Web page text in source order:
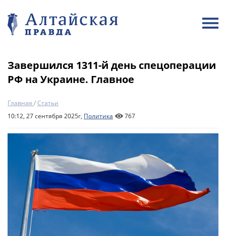
Завершился 1311-й день спецоперации
РФ на Украине. Главное
Главная /Статьи
10:12, 27 сентября 2025г, Политика 767